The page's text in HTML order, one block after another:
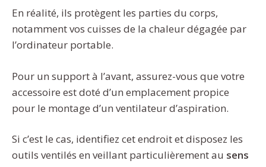
En réalité, ils protègent les parties du corps,
notamment vos cuisses de la chaleur dégagée par
l’ordinateur portable.
Pour un support à l’avant, assurez-vous que votre
accessoire est doté d’un emplacement propice
pour le montage d’un ventilateur d’aspiration.
Si c’est le cas, identifiez cet endroit et disposez les
outils ventilés en veillant particulièrement au sens